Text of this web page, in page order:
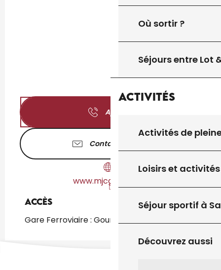
Où sortir ?
Séjours entre Lot
Activités
Activités de
Loisirs et activités
Séjour sportif à
Découvrez aussi
Appeler
Contactez-nous
www.mjcgourdon.fr
Accès
Accès
Gare Ferroviaire : Gourdon à 1km